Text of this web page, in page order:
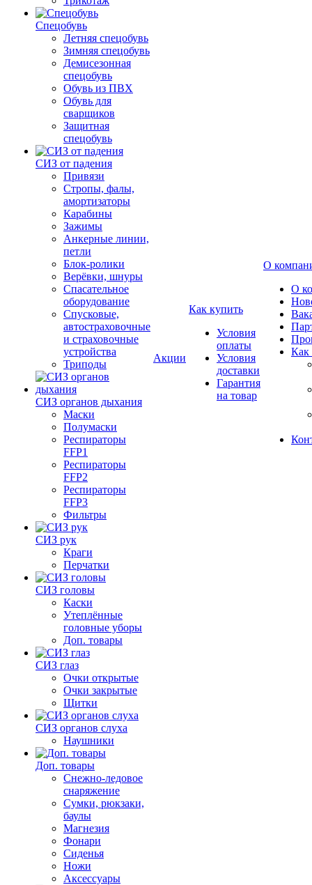
Спецобувь
Летняя спецобувь
Зимняя спецобувь
Демисезонная
спецобувь
Обувь из ПВХ
Обувь для
сварщиков
Защитная
спецобувь
СИЗ от падения
Привязи
Стропы, фалы,
амортизаторы
Карабины
Зажимы
Анкерные линии,
петли
Блок-ролики
Верёвки, шнуры
Спасательное
оборудование
Спусковые,
автостраховочные
и страховочные
устройства
Триподы
СИЗ органов дыхания
Маски
Полумаски
Респираторы
FFP1
Респираторы
FFP2
Респираторы
FFP3
Фильтры
СИЗ рук
Краги
Перчатки
СИЗ головы
Каски
Утеплённые
головные уборы
Доп. товары
СИЗ глаз
Очки открытые
Очки закрытые
Щитки
СИЗ органов слуха
Наушники
Доп. товары
Снежно-ледовое
снаряжение
Сумки, рюкзаки,
баулы
Магнезия
Фонари
Сиденья
Ножи
Аксессуары
Акции
Как купить
Условия
оплаты
Условия
доставки
Гарантия
на товар
О
О
Как